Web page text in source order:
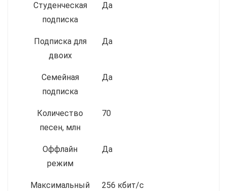
Студенческая
подписка
Да
Подписка для
двоих
Да
Семейная
подписка
Да
Количество
песен, млн
70
Оффлайн
режим
Да
Максимальный
256 кбит/с